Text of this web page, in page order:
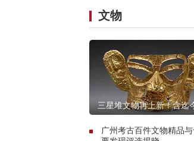
文物
三星堆文物再上新！含迄
广州考古百件文物精品